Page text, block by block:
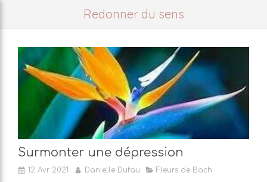
Redonner du sens
Surmonter une dépression
12 Avr 2021 Danielle Dufau Fleurs de Bach